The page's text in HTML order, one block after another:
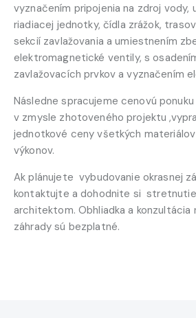
vyznačením pripojenia na zdroj vody,
riadiacej jednotky, čídla zrážok,
sekcií zavlažovania a umiestnením
elektromagnetické ventily, s
zavlažovacích prvkov a vyznačením
Následne spracujeme cenovú ponuku
v zmysle zhotoveného projektu
jednotkové ceny všetkých
výkonov.
Ak plánujete vybudovanie okrasnej
kontaktujte a dohodnite si stretnutie
architektom. Obhliadka a konzultácia
záhrady sú bezplatné.